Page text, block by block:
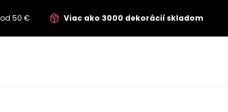
50 € Viac ako 3000 dekorácií skladom